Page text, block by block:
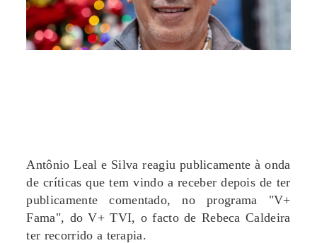
Antônio Leal e Silva reagiu publicamente à onda
de críticas que tem vindo a receber depois de ter
publicamente comentado, no programa "V+
Fama", do V+ TVI, o facto de Rebeca Caldeira
ter recorrido a terapia.